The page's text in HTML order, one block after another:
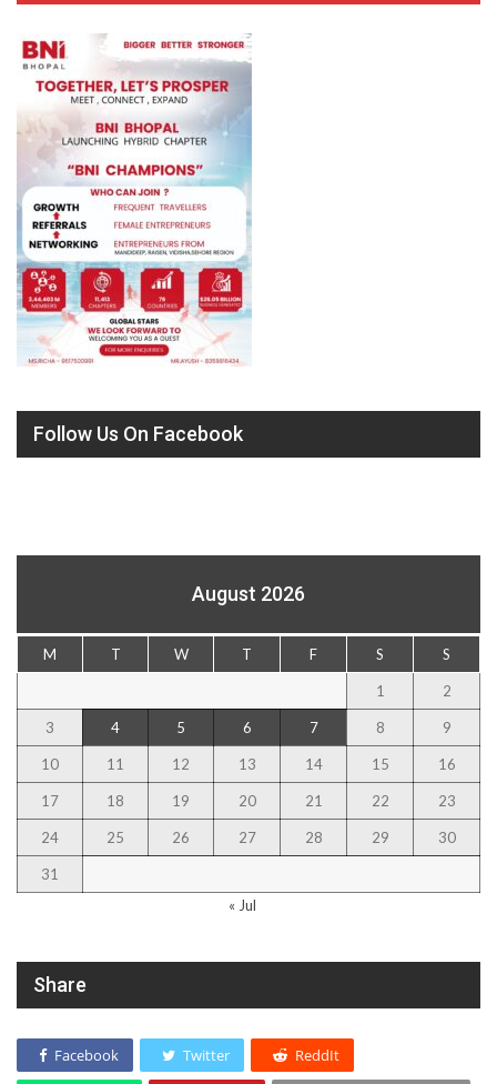
Follow Us On Facebook
August 2026
M T W T F S S
1 2
3 4 5 6 7 8 9
10 11 12 13 14 15 16
17 18 19 20 21 22 23
24 25 26 27 28 29 30
31
« Jul
Share
Facebook Twitter ReddIt